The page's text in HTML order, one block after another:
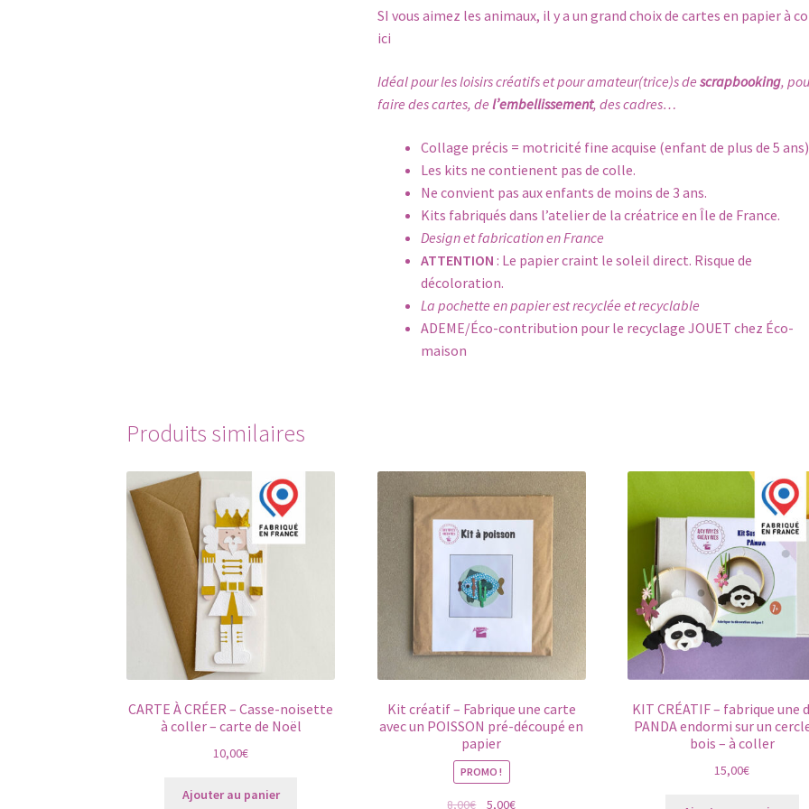
SI vous aimez les animaux, il y a un grand choix de cartes en papier à
ici
Idéal pour les loisirs créatifs et pour amateur(trice)s de scrapbooking,
faire des cartes, de l’embellissement, des cadres…
Collage précis = motricité fine acquise (enfant de plus de 5
Les kits ne contienent pas de colle.
Ne convient pas aux enfants de moins de 3 ans.
Kits fabriqués dans l’atelier de la créatrice en Île de France.
Design et fabrication en France
ATTENTION : Le papier craint le soleil direct. Risque de
décoloration.
La pochette en papier est recyclée et recyclable
ADEME/Éco-contribution pour le recyclage JOUET chez Éco-
maison
Produits similaires
CARTE À CRÉER – Casse-noisette
à coller – carte de Noël
10,00€
Ajouter au panier
Kit créatif – Fabrique une carte
avec un POISSON pré-découpé en
papier
PROMO !
8,00€
Le5,00€Le
KIT CRÉATIF – fabrique une
PANDA endormi sur un
bois – à coller
15,00€